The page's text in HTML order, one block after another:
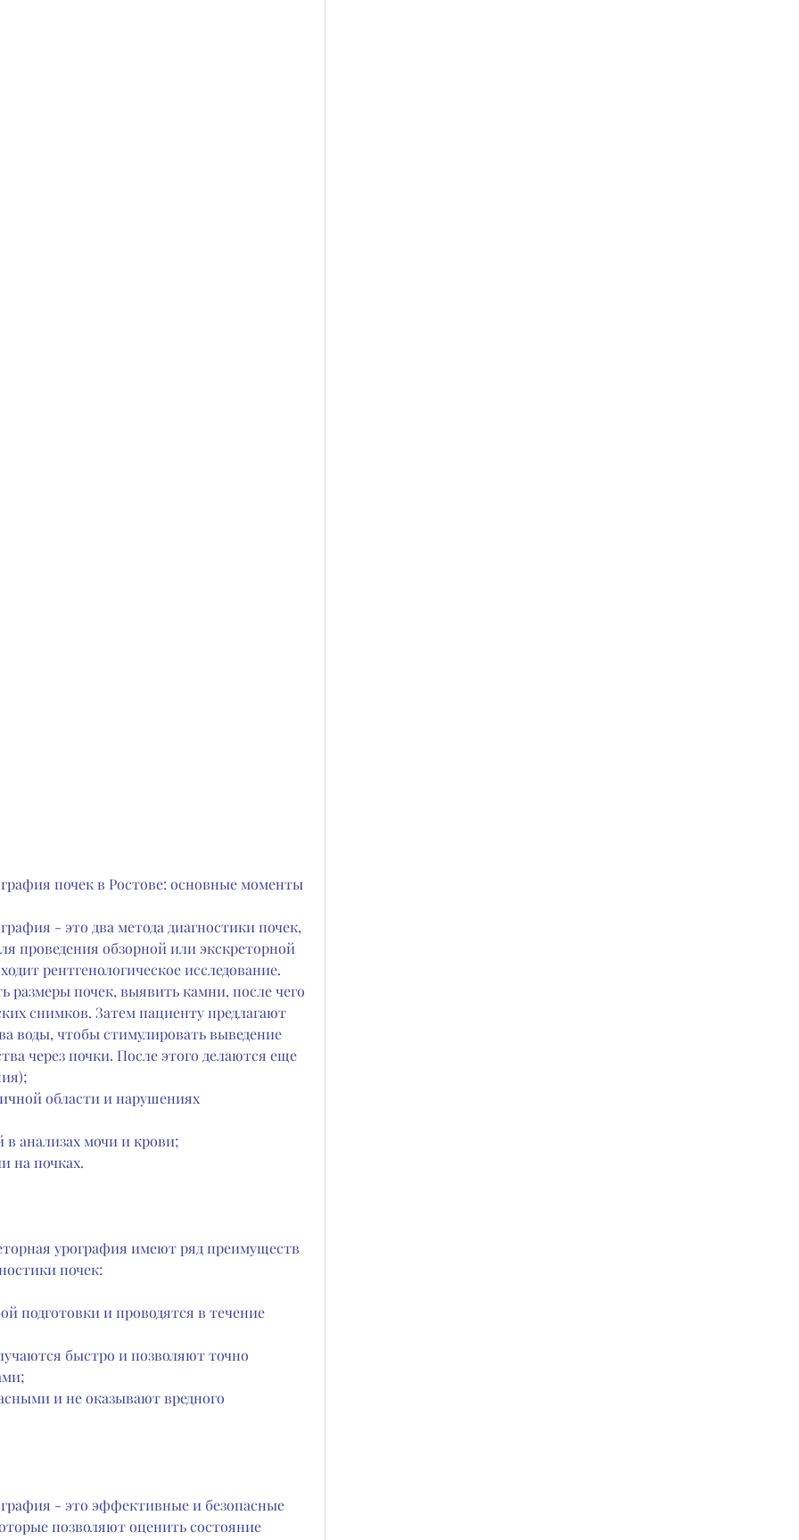
почек в Ростове: основные моменты
- это два метода диагностики почек,
проведения обзорной или экскреторной
рентгенологическое исследование.
размеры почек, выявить камни, после чего
снимков. Затем пациенту предлагают
воды, чтобы стимулировать выведение
через почки. После этого делаются еще
области и нарушениях
анализах мочи и крови;
на почках.
урография имеют ряд преимуществ
почек:
подготовки и проводятся в течение
быстро и позволяют точно
и не оказывают вредного
- это эффективные и безопасные
позволяют оценить состояние